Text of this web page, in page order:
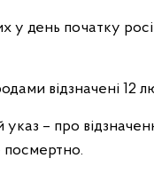
у день початку
відзначені 12
– про
посмертно.